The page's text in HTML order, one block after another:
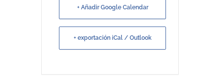
+ Añadir Google Calendar
+ exportación iCal / Outlook